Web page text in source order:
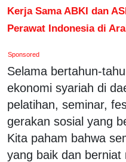
Kerja Sama ABKI dan
Perawat Indonesia di
Sponsored
Selama bertahun-
ekonomi syariah di
pelatihan, seminar,
gerakan sosial yang
Kita paham bahwa
yang baik dan